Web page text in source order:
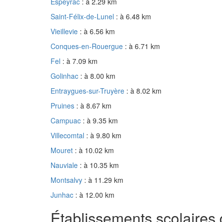
Saint-Félix-de-Lunel : à 6.48 km
Vieillevie : à 6.56 km
Conques-en-Rouergue : à 6.71 km
Fel : à 7.09 km
Golinhac : à 8.00 km
Entraygues-sur-Truyère : à 8.02 km
Pruines : à 8.67 km
Campuac : à 9.35 km
Villecomtal : à 9.80 km
Mouret : à 10.02 km
Nauviale : à 10.35 km
Montsalvy : à 11.29 km
Junhac : à 12.00 km